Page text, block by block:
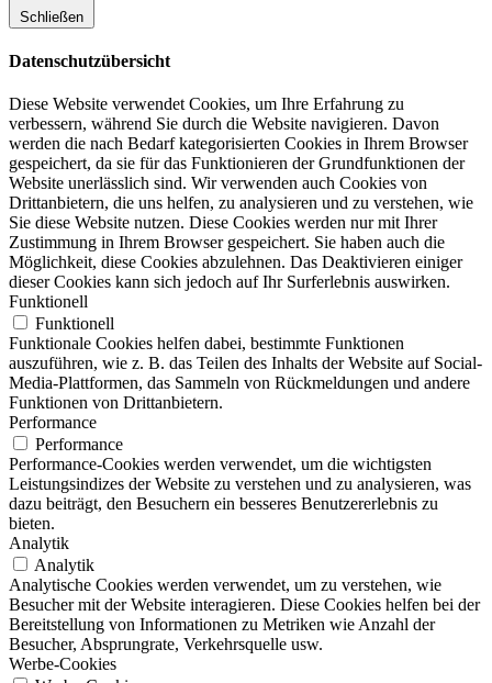
Schließen
Datenschutzübersicht
Diese Website verwendet Cookies, um Ihre Erfahrung zu
verbessern, während Sie durch die Website navigieren. Davon
werden die nach Bedarf kategorisierten Cookies in Ihrem Browser
gespeichert, da sie für das Funktionieren der Grundfunktionen der
Website unerlässlich sind. Wir verwenden auch Cookies von
Drittanbietern, die uns helfen, zu analysieren und zu verstehen, wie
Sie diese Website nutzen. Diese Cookies werden nur mit Ihrer
Zustimmung in Ihrem Browser gespeichert. Sie haben auch die
Möglichkeit, diese Cookies abzulehnen. Das Deaktivieren einiger
dieser Cookies kann sich jedoch auf Ihr Surferlebnis auswirken.
Funktionell
Funktionell
Funktionale Cookies helfen dabei, bestimmte Funktionen
auszuführen, wie z. B. das Teilen des Inhalts der Website auf Social-
Media-Plattformen, das Sammeln von Rückmeldungen und andere
Funktionen von Drittanbietern.
Performance
Performance
Performance-Cookies werden verwendet, um die wichtigsten
Leistungsindizes der Website zu verstehen und zu analysieren, was
dazu beiträgt, den Besuchern ein besseres Benutzererlebnis zu
bieten.
Analytik
Analytik
Analytische Cookies werden verwendet, um zu verstehen, wie
Besucher mit der Website interagieren. Diese Cookies helfen bei der
Bereitstellung von Informationen zu Metriken wie Anzahl der
Besucher, Absprungrate, Verkehrsquelle usw.
Werbe-Cookies